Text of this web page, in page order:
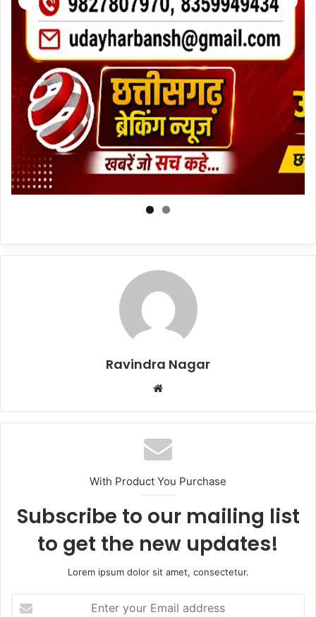
Ravindra Nagar
Website
With Product You Purchase
Subscribe to our mailing list
to get the new updates!
Lorem ipsum dolor sit amet, consectetur.
your